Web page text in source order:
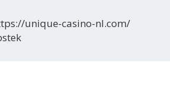
unique-casino-nl.com/